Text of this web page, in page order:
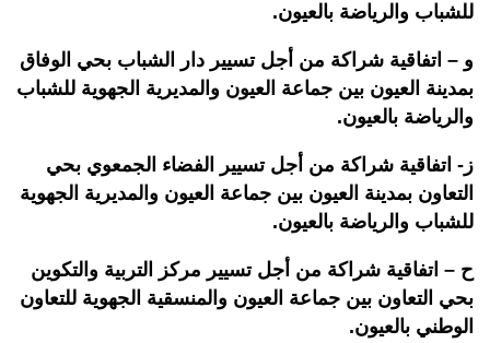
للشباب والرياضة بالعيون.
و – اتفاقية شراكة من أجل تسيير دار الشباب بحي الوفاق
بمدينة العيون بين جماعة العيون والمديرية الجهوية للشباب
والرياضة بالعيون.
ز- اتفاقية شراكة من أجل تسيير الفضاء الجمعوي بحي
التعاون بمدينة العيون بين جماعة العيون والمديرية الجهوية
للشباب والرياضة بالعيون.
ح – اتفاقية شراكة من أجل تسيير مركز التربية والتكوين
بحي التعاون بين جماعة العيون والمنسقية الجهوية للتعاون
الوطني بالعيون.